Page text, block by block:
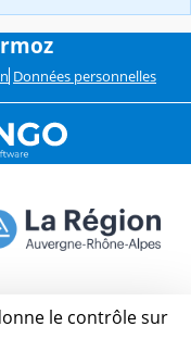
Données personnelles
le contrôle sur